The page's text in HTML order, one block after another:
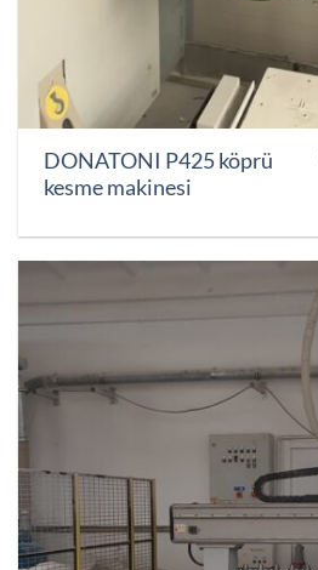
DONATONI P425 köprü
kesme makinesi